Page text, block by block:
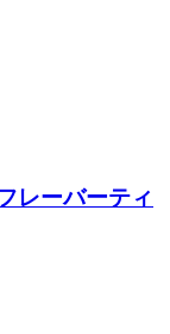
レーバーティ